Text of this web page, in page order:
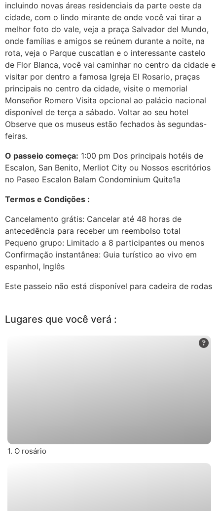
incluindo novas áreas residenciais da parte oeste da
cidade, com o lindo mirante de onde você vai tirar a
melhor foto do vale, veja a praça Salvador del Mundo,
onde famílias e amigos se reúnem durante a noite, na
rota, veja o Parque cuscatlan e o interessante castelo
de Flor Blanca, você vai caminhar no centro da cidade e
visitar por dentro a famosa Igreja El Rosario, praças
principais no centro da cidade, visite o memorial
Monseñor Romero Visita opcional ao palácio nacional
disponível de terça a sábado. Voltar ao seu hotel
Observe que os museus estão fechados às segundas-
feiras.
O passeio começa: 1:00 pm Dos principais hotéis de
Escalon, San Benito, Merliot City ou Nossos escritórios
no Paseo Escalon Balam Condominium Quite1a
Termos e Condições :
Cancelamento grátis: Cancelar até 48 horas de
antecedência para receber um reembolso total
Pequeno grupo: Limitado a 8 participantes ou menos
Confirmação instantânea: Guia turístico ao vivo em
espanhol, Inglês
Este passeio não está disponível para cadeira de rodas
Lugares que você verá :
1. O rosário